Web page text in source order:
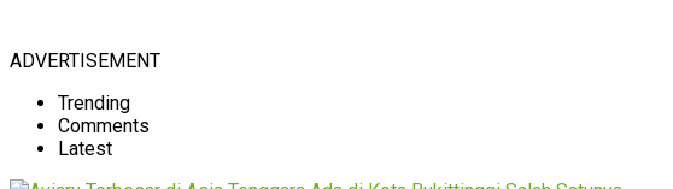
ADVERTISEMENT
Trending
Comments
Latest